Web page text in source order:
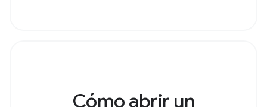
Cómo abrir un